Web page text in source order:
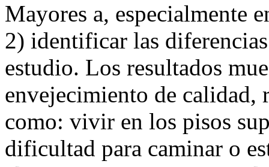
Mayores a, especialmente
2) identificar las
estudio. Los resultados
envejecimiento de calidad,
como: vivir en los pisos
dificultad para caminar o